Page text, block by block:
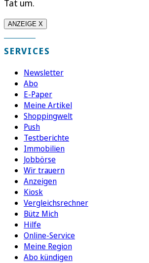
Tat um.
ANZEIGE X
SERVICES
Newsletter
Abo
E-Paper
Meine Artikel
Shoppingwelt
Push
Testberichte
Immobilien
Jobbörse
Wir trauern
Anzeigen
Kiosk
Vergleichsrechner
Bütz Mich
Hilfe
Online-Service
Meine Region
Abo kündigen